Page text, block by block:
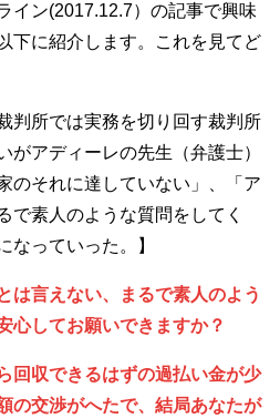
イン(2017.12.7）の記事で興味
下に紹介します。これを見てど
判所では実務を切り回す裁判所
がアディーレの先生（弁護士）
のそれに達していない」、「ア
で素人のような質問をしてく
なっていった。】
は言えない、まるで素人のよう
心してお願いできますか？
回収できるはずの過払い金が少
の交渉がへたで、結局あなたが